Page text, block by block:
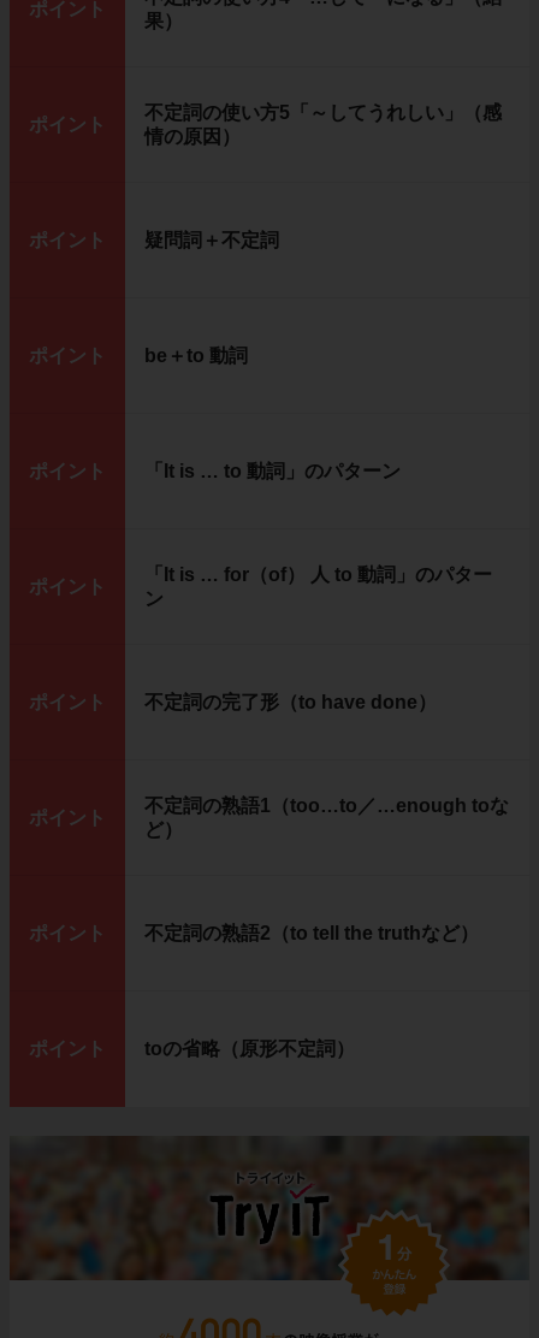
ポイント
果）
ポイント
不定詞の使い方5「～してうれしい」（感
情の原因）
ポイント 疑問詞＋不定詞
ポイント be＋to 動詞
ポイント 「It is … to 動詞」のパターン
ポイント
「It is … for（of） 人 to 動詞」のパター
ン
ポイント 不定詞の完了形（to have done）
ポイント
不定詞の熟語1（too…to／…enough toな
ど）
ポイント 不定詞の熟語2（to tell the truthなど）
ポイント toの省略（原形不定詞）